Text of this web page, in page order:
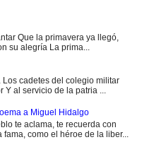
Que la primavera ya llegó,
su alegría La prima...
Los cadetes del colegio militar
Y al servicio de la patria ...
a Miguel Hidalgo
te aclama, te recuerda con
como el héroe de la liber...